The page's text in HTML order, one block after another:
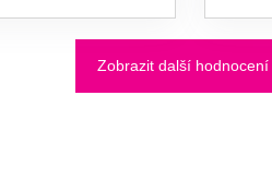
Zobrazit další hodnocení